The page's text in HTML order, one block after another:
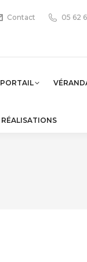
Contact 05 62
PORTAIL
RÉALISATIONS